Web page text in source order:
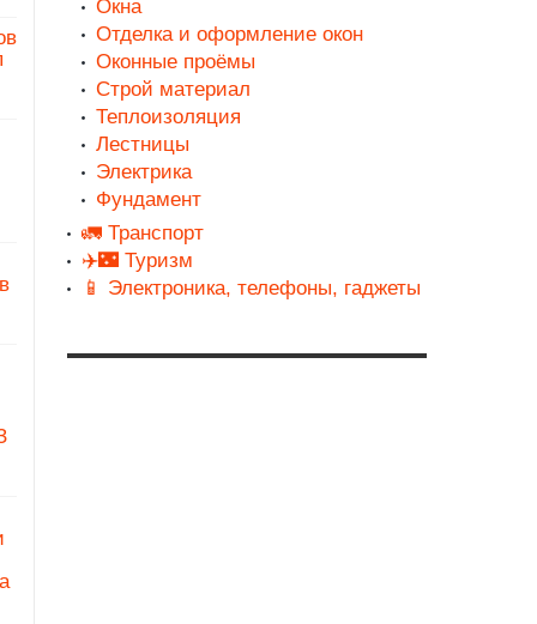
Окна
Отделка и оформление окон
Оконные проёмы
Строй материал
Теплоизоляция
Лестницы
Электрика
Фундамент
🚛 Транспорт
✈️🌃 Туризм
📱 Электроника, телефоны, гаджеты